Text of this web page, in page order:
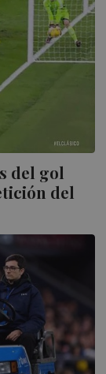
del gol
del